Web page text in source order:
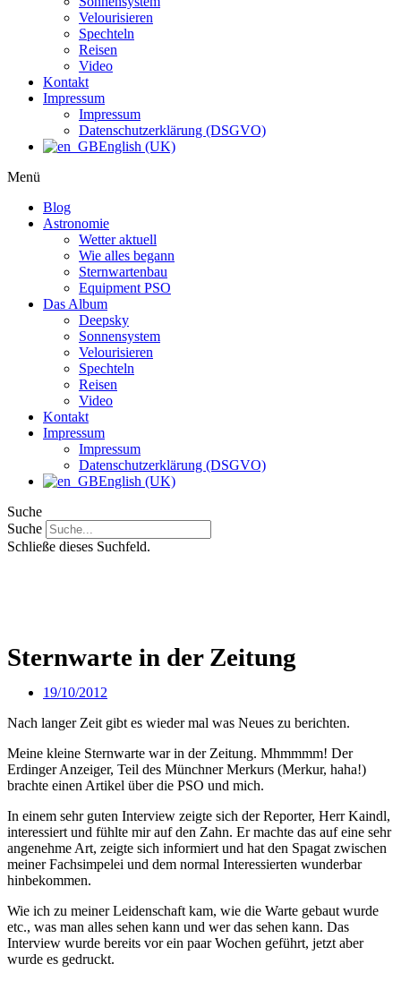
Velourisieren
Spechteln
Reisen
Video
Kontakt
Impressum
Impressum
Datenschutzerklärung (DSGVO)
English (UK)
Menü
Blog
Astronomie
Wetter aktuell
Wie alles begann
Sternwartenbau
Equipment PSO
Das Album
Deepsky
Sonnensystem
Velourisieren
Spechteln
Reisen
Video
Kontakt
Impressum
Impressum
Datenschutzerklärung (DSGVO)
English (UK)
Suche
Suche
Schließe dieses Suchfeld.
Sternwarte in der Zeitung
19/10/2012
Nach langer Zeit gibt es wieder mal was Neues zu berichten.
Meine kleine Sternwarte war in der Zeitung. Mhmmmm! Der
Erdinger Anzeiger, Teil des Münchner Merkurs (Merkur, haha!)
brachte einen Artikel über die PSO und mich.
In einem sehr guten Interview zeigte sich der Reporter, Herr Kaindl,
interessiert und fühlte mir auf den Zahn. Er machte das auf eine sehr
angenehme Art, zeigte sich informiert und hat den Spagat zwischen
meiner Fachsimpelei und dem normal Interessierten wunderbar
hinbekommen.
Wie ich zu meiner Leidenschaft kam, wie die Warte gebaut wurde
etc., was man alles sehen kann und wer das sehen kann. Das
Interview wurde bereits vor ein paar Wochen geführt, jetzt aber
wurde es gedruckt.